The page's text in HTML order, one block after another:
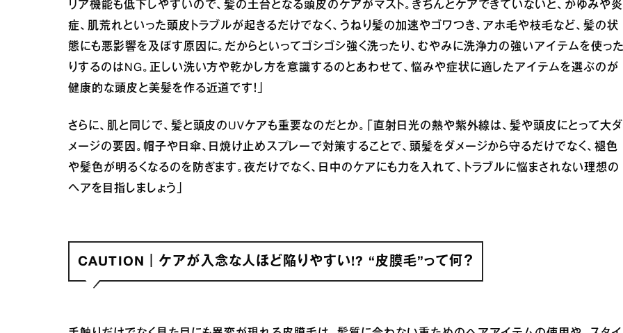
リア機能も低下しやすいので、髪の土台となる頭皮のケアがマスト。きちんとケアできていないと、かゆみや炎
症、肌荒れといった頭皮トラブルが起きるだけでなく、うねり髪の加速やゴワつき、アホ毛や枝毛など、髪の状
態にも悪影響を及ぼす原因に。だからといってゴシゴシ強く洗ったり、むやみに洗浄力の強いアイテムを使っ
りするのはNG。正しい洗い方や乾かし方を意識するのとあわせて、悩みや症状に適したアイテムを選ぶのが
健康的な頭皮と美髪を作る近道です！」
さらに、肌と同じで、髪と頭皮のUVケアも重要なのだとか。「直射日光の熱や紫外線は、髪や頭皮にとって大ダ
メージの要因。帽子や日傘、日焼け止めスプレーで対策することで、頭髪をダメージから守るだけでなく、褪色
や髪色が明るくなるのを防ぎます。夜だけでなく、日中のケアにも力を入れて、トラブルに悩まされない理想の
ヘアを目指しましょう」
CAUTION｜ケアが入念な人ほど陥りやすい!? “皮膜毛”って何？